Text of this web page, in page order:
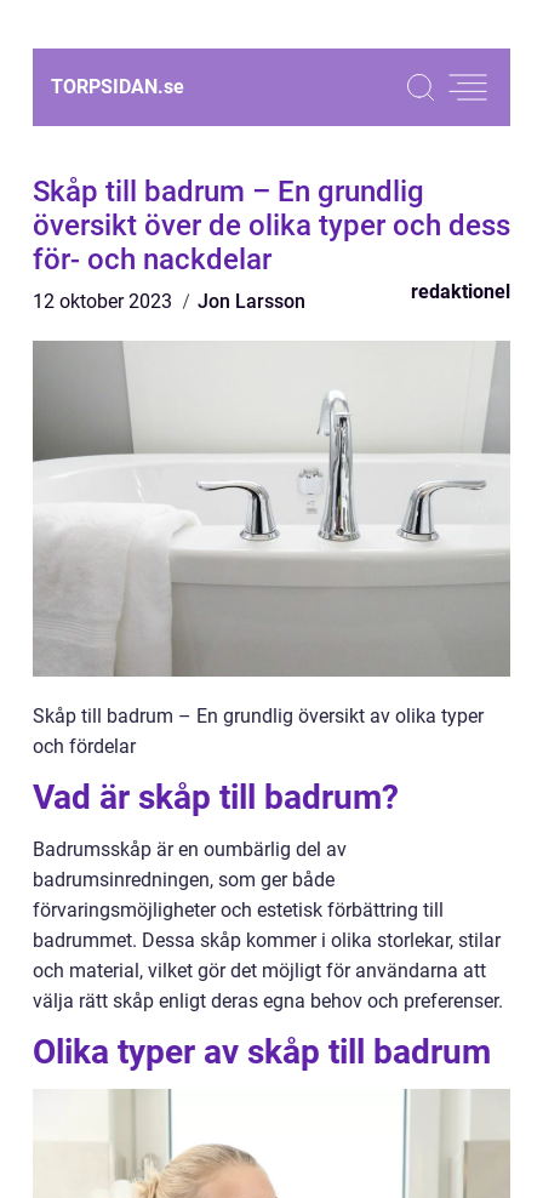
TORPSIDAN.se
Skåp till badrum – En grundlig
översikt över de olika typer och dess
för- och nackdelar
12 oktober 2023 Jon Larsson redaktionel
Skåp till badrum – En grundlig översikt av olika typer
och fördelar
Vad är skåp till badrum?
Badrumsskåp är en oumbärlig del av
badrumsinredningen, som ger både
förvaringsmöjligheter och estetisk förbättring till
badrummet. Dessa skåp kommer i olika storlekar, stilar
och material, vilket gör det möjligt för användarna att
välja rätt skåp enligt deras egna behov och preferenser.
Olika typer av skåp till badrum